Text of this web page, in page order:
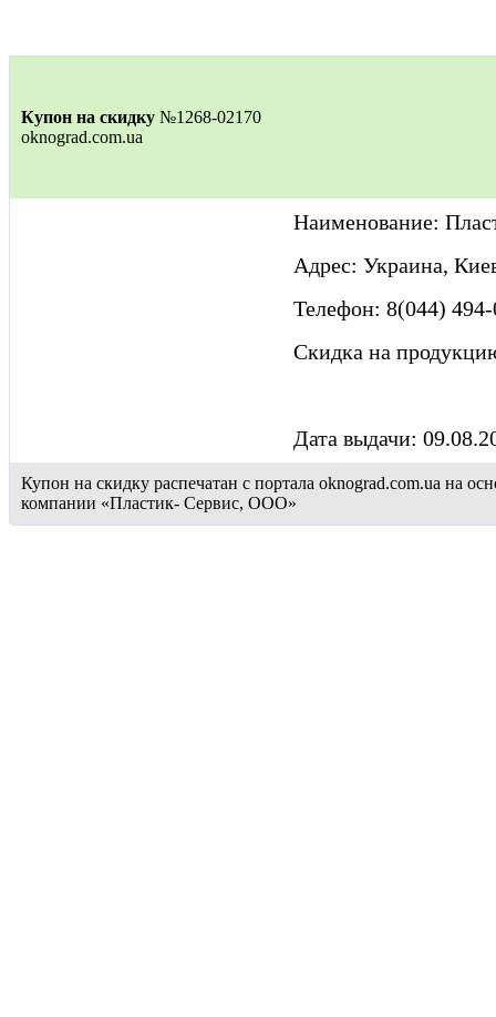
Купон на скидку №1268-02170
oknograd.com.ua
Наименование:
Адрес: Украина,
Телефон: 8(044)
Скидка на
Дата выдачи:
Купон на скидку распечатан с портала oknograd.com.ua на
компании «Пластик- Сервис, OOO»